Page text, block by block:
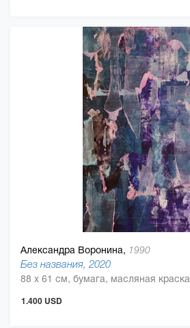
Александра Воронина, 1990
Без названия, 2020
88 x 61 см, бумага, масляная краска
1.400 USD